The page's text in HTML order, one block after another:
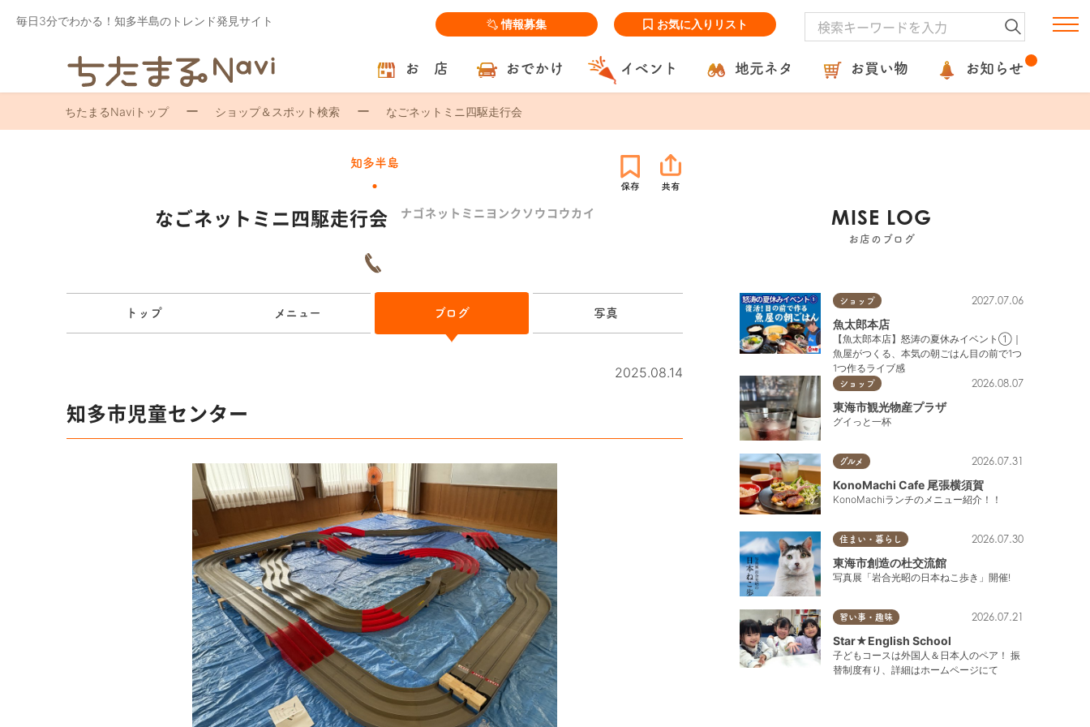
毎日3分でわかる！知多半島のトレンド発見サイト 情報募集 お気に入りリスト
お 店 おでかけ イベント 地元ネタ お買い物 お知らせ
ちたまるNaviトップ ショップ＆スポット検索 なごネットミニ四駆走行会
知多半島
なごネットミニ四駆走行会 ナゴネットミニヨンクソウコウカイ
トップ メニュー ブログ 写真
2025.08.14
知多市児童センター
MISE LOG
お店のブログ
ショップ 2027.07.06
魚太郎本店
【魚太郎本店】怒涛の夏休みイベント①｜
魚屋がつくる、本気の朝ごはん目の前で1つ
1つ作るライブ感
ショップ 2026.08.07
東海市観光物産プラザ
グイっと一杯
グルメ 2026.07.31
KonoMachi Cafe 尾張横須賀
KonoMachiランチのメニュー紹介！！
住まい・暮らし 2026.07.30
東海市創造の杜交流館
写真展「岩合光昭の日本ねこ歩き」開催!
習い事・趣味 2026.07.21
Star★English School
子どもコースは外国人＆日本人のペア！ 振
替制度有り、詳細はホームページにて